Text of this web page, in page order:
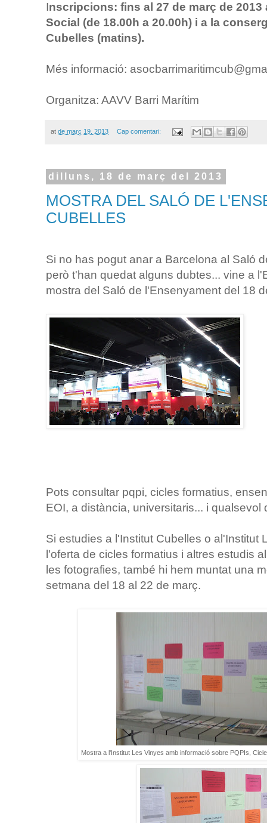
Inscripcions: fins al 27 de març de
Social (de 18.00h a 20.00h) i a la
Cubelles (matins).
Més informació:
Organitza: AAVV Barri Marítim
at de març 19, 2013 Cap comentari:
dilluns, 18 de març del 2013
MOSTRA DEL SALÓ DE
CUBELLES
Si no has pogut anar a Barcelona al Saló
però t'han quedat alguns dubtes... vine a
mostra del Saló de l'Ensenyament del 18
Pots consultar pqpi, cicles formatius,
EOI, a distància, universitaris... i qualsevol
Si estudies a l'Institut Cubelles o al'Institut
l'oferta de cicles formatius i altres estudis
les fotografies, també hi hem muntat una
setmana del 18 al 22 de març.
Mostra a l'Institut Les Vinyes amb informació sobre PQPIs,